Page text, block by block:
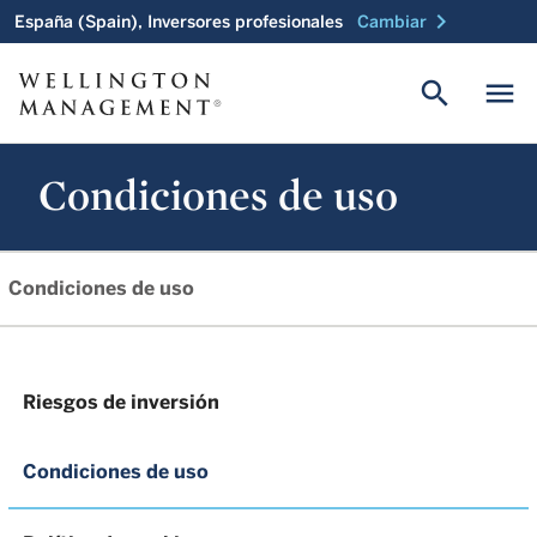
España (Spain), Inversores profesionales Cambiar chevron_right
menu
search
Condiciones de uso
Condiciones de uso
Riesgos de inversión
Condiciones de uso